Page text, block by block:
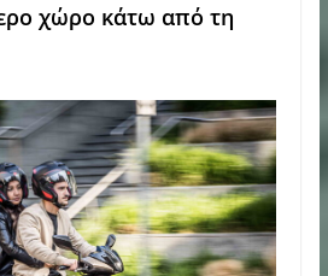
χώρο κάτω από τη